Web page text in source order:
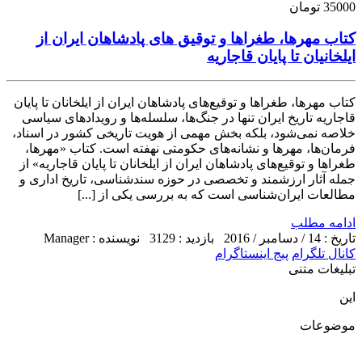
35000 تومان
کتاب مهرها، طغراها و توقیق های پادشاهان ایران از
ایلخانیان تا پایان قاجاریه
کتاب مهرها، طغراها و توقیع‌های پادشاهان ایران از ایلخانان تا پایان
قاجاریه تاریخ ایران تنها در جنگ‌ها، سلسله‌ها و رویدادهای سیاسی
خلاصه نمی‌شود، بلکه بخش مهمی از هویت تاریخی کشور در اسناد،
فرمان‌ها، مهرها و نشانه‌های حکومتی نهفته است. کتاب «مهرها،
طغراها و توقیع‌های پادشاهان ایران از ایلخانان تا پایان قاجاریه» از
جمله آثار ارزشمند و تخصصی در حوزه سندشناسی، تاریخ اداری و
مطالعات ایران‌شناسی است که به بررسی یکی از [...]
ادامه مطلب
تاریخ : 14 / دسامبر / 2016
بازدید : 3129
نویسنده : Manager
کانال تلگرام پیج اینستاگرام
تبلیغات متنی
این
موضوعات